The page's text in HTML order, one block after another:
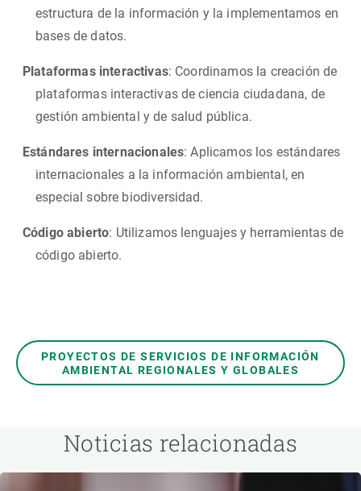
estructura de la información y la implementamos en
bases de datos.
Plataformas interactivas: Coordinamos la creación de
plataformas interactivas de ciencia ciudadana, de
gestión ambiental y de salud pública.
Estándares internacionales: Aplicamos los estándares
internacionales a la información ambiental, en
especial sobre biodiversidad.
Código abierto: Utilizamos lenguajes y herramientas de
código abierto.
PROYECTOS DE SERVICIOS DE INFORMACIÓN
AMBIENTAL REGIONALES Y GLOBALES
Noticias relacionadas